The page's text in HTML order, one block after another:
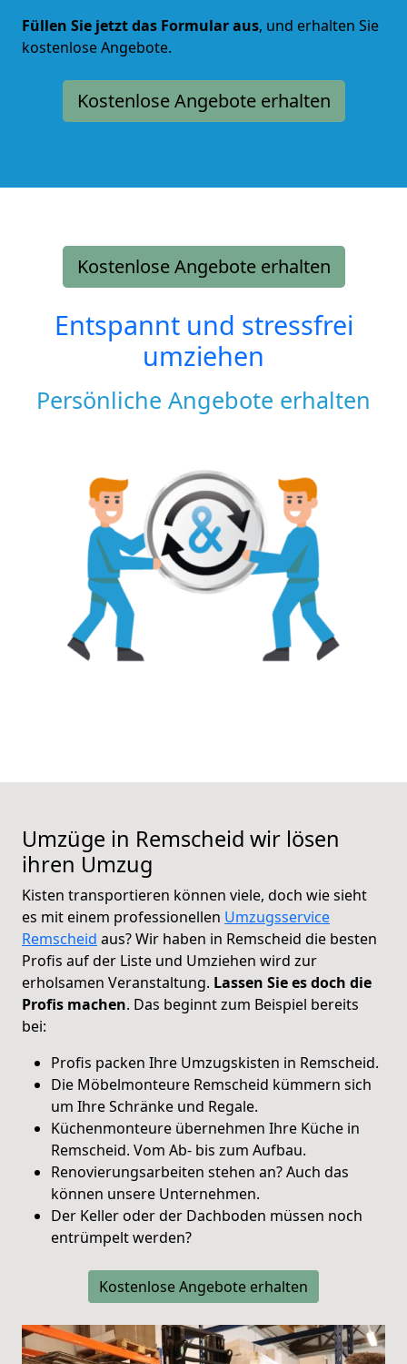
Füllen Sie jetzt das Formular aus, und erhalten Sie
kostenlose Angebote.
Kostenlose Angebote erhalten
Kostenlose Angebote erhalten
Entspannt und stressfrei
umziehen
Persönliche Angebote erhalten
Umzüge in Remscheid wir lösen
ihren Umzug
Kisten transportieren können viele, doch wie sieht
es mit einem professionellen Umzugsservice
Remscheid aus? Wir haben in Remscheid die besten
Profis auf der Liste und Umziehen wird zur
erholsamen Veranstaltung. Lassen Sie es doch die
Profis machen. Das beginnt zum Beispiel bereits
bei:
Profis packen Ihre Umzugskisten in Remscheid.
Die Möbelmonteure Remscheid kümmern sich
um Ihre Schränke und Regale.
Küchenmonteure übernehmen Ihre Küche in
Remscheid. Vom Ab- bis zum Aufbau.
Renovierungsarbeiten stehen an? Auch das
können unsere Unternehmen.
Der Keller oder der Dachboden müssen noch
entrümpelt werden?
Kostenlose Angebote erhalten